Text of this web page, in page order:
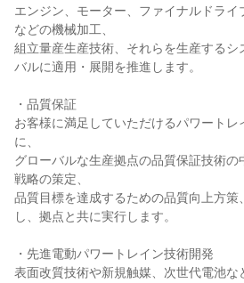
エンジン、モーター、ファイナルドライ
などの機械加工、
組立量産生産技術、それらを生産するシ
バルに適用・展開を推進します。
・品質保証
お客様に満足していただけるパワートレ
に、
グローバルな生産拠点の品質保証技術
戦略の策定、
品質目標を達成するための品質向上方策
し、拠点と共に実行します。
・先進電動パワートレイン技術開発
表面改質技術や新規触媒、次世代電池な